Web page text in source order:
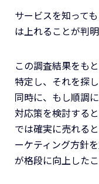
サービスを知って
は上れることが判明
この調査結果をも
特定し、それを探
同時に、もし順調
対応策を検討する
では確実に売れる
ーケティング方針
が格段に向上した